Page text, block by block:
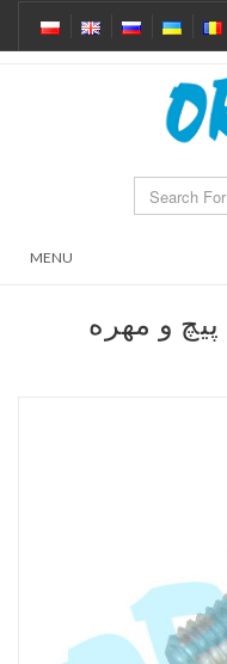
MENU